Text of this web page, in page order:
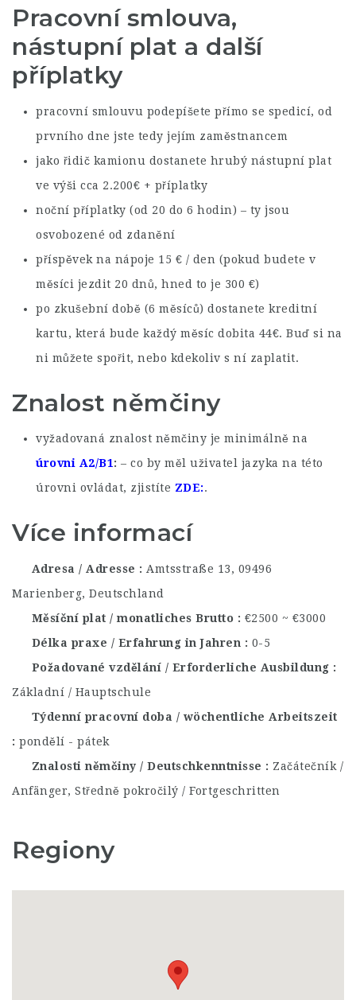
Pracovní smlouva,
nástupní plat a další
příplatky
pracovní smlouvu podepíšete přímo se spedicí, od
prvního dne jste tedy jejím zaměstnancem
jako řidič kamionu dostanete hrubý nástupní plat
ve výši cca 2.200€ + příplatky
noční příplatky (od 20 do 6 hodin) – ty jsou
osvobozené od zdanění
příspěvek na nápoje 15 € / den (pokud budete v
měsíci jezdit 20 dnů, hned to je 300 €)
po zkušební době (6 měsíců) dostanete kreditní
kartu, která bude každý měsíc dobita 44€. Buď si na
ni můžete spořit, nebo kdekoliv s ní zaplatit.
Znalost němčiny
vyžadovaná znalost němčiny je minimálně na
úrovni A2/B1
– co by měl uživatel jazyka na této
úrovni ovládat, zjistíte ZDE .
Více informací
Adresa / Adresse
Amtsstraße 13, 09496
Marienberg, Deutschland
Měsíční plat / monatliches Brutto
€2500 ~ €3000
Délka praxe / Erfahrung in Jahren
0-5
Požadované vzdělání / Erforderliche Ausbildung
Základní / Hauptschule
Týdenní pracovní doba / wöchentliche Arbeitszeit
pondělí - pátek
Znalosti němčiny / Deutschkenntnisse
Začátečník /
Anfänger, Středně pokročilý / Fortgeschritten
Regiony